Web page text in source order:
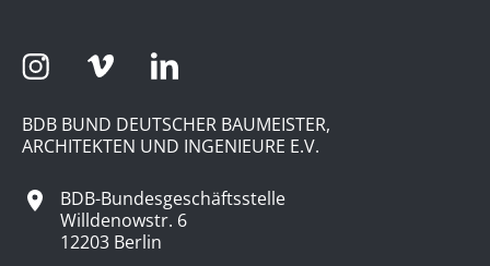
BDB BUND DEUTSCHER BAUMEISTER,
ARCHITEKTEN UND INGENIEURE E.V.
BDB-Bundesgeschäftsstelle
Willdenowstr. 6
12203 Berlin